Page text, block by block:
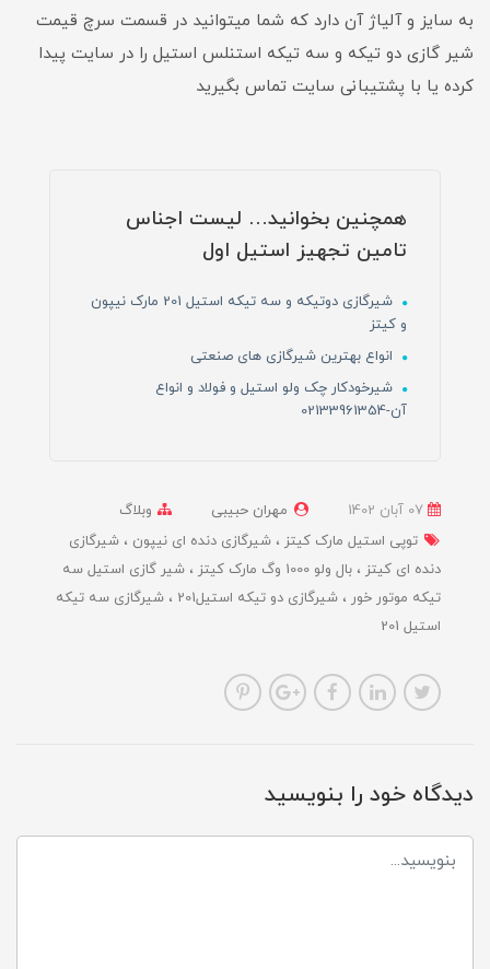
به سایز و آلیاژ آن دارد که شما میتوانید در قسمت سرچ قیمت
شیر گازی دو تیکه و سه تیکه استنلس استیل را در سایت پیدا
کرده یا با پشتیبانی سایت تماس بگیرید
همچنین بخوانید… لیست اجناس
تامین تجهیز استیل اول
شیرگازی دوتیکه و سه تیکه استیل 201 مارک نیپون
و کیتز
انواع بهترین شیرگازی های صنعتی
شیرخودکار چک ولو استیل و فولاد و انواع
آن-02133961354
مهران حبیبی
وبلاگ
توپی استیل مارک کیتز
شیرگازی دنده ای نیپون
شیرگازی
دنده ای کیتز
بال ولو 1000 وگ مارک کیتز
شیر گازی استیل سه
تیکه موتور خور
شیرگازی دو تیکه استیل201
شیرگازی سه تیکه
استیل 201
دیدگاه خود را بنویسید